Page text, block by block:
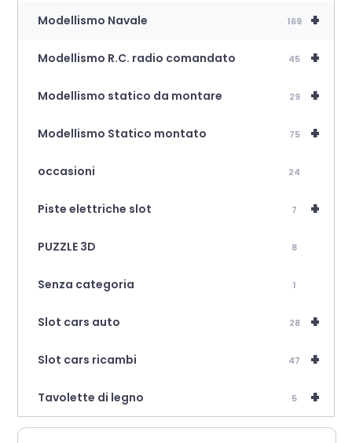
+
Modellismo Navale 169
+
Modellismo R.C. radio comandato 45
+
Modellismo statico da montare 29
+
Modellismo Statico montato 75
occasioni 24
+
Piste elettriche slot 7
PUZZLE 3D 8
Senza categoria 1
+
Slot cars auto 28
+
Slot cars ricambi 47
+
Tavolette di legno 5